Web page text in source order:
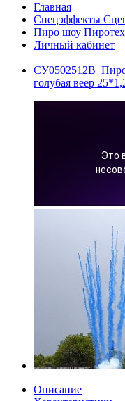
Главная
Спецэффекты
Пиро шоу
Личный кабинет
голубая веер
Описание